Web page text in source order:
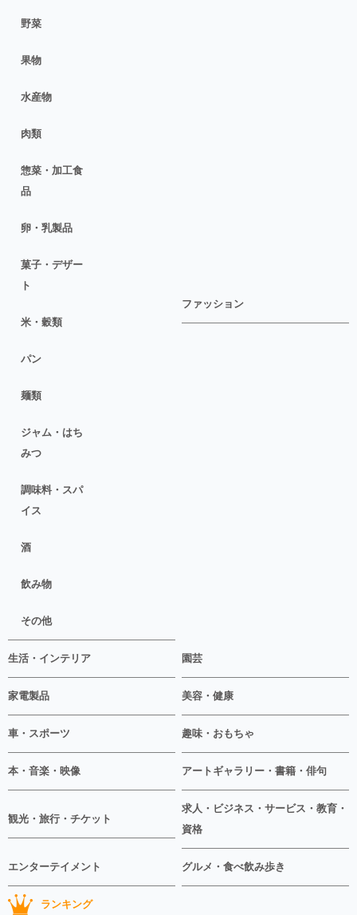
野菜
果物
水産物
肉類
惣菜・加工食
品
卵・乳製品
菓子・デザー
ト
米・穀類
パン
麺類
ジャム・はち
みつ
調味料・スパ
イス
酒
飲み物
その他
ファッション
生活・インテリア 園芸
家電製品 美容・健康
車・スポーツ 趣味・おもちゃ
本・音楽・映像 アートギャラリー・書籍・俳句
観光・旅行・チケット
求人・ビジネス・サービス・教育・
資格
エンターテイメント グルメ・食べ飲み歩き
ランキング